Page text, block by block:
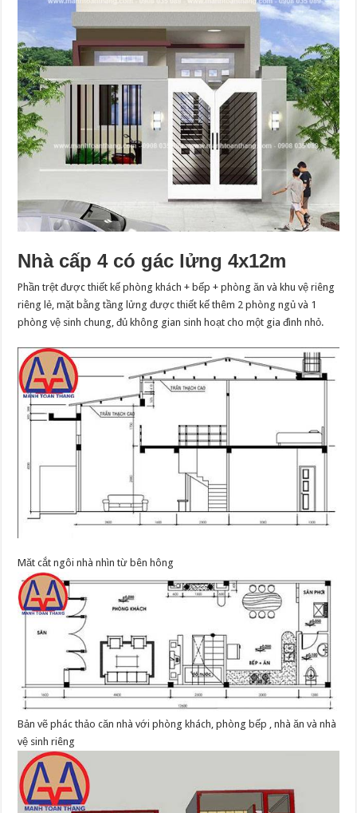
Nhà cấp 4 có gác lửng 4x12m
Phần trệt được thiết kế phòng khách + bếp + phòng ăn và khu vệ riêng
riêng lẻ, mặt bằng tầng lửng được thiết kế thêm 2 phòng ngủ và 1
phòng vệ sinh chung, đủ không gian sinh hoạt cho một gia đình nhỏ.
Măt cắt ngôi nhà nhìn từ bên hông
Bản vẽ phác thảo căn nhà với phòng khách, phòng bếp , nhà ăn và nhà
vệ sinh riêng